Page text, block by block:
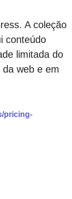
A coleção
conteúdo
limitada do
web e em
pricing-